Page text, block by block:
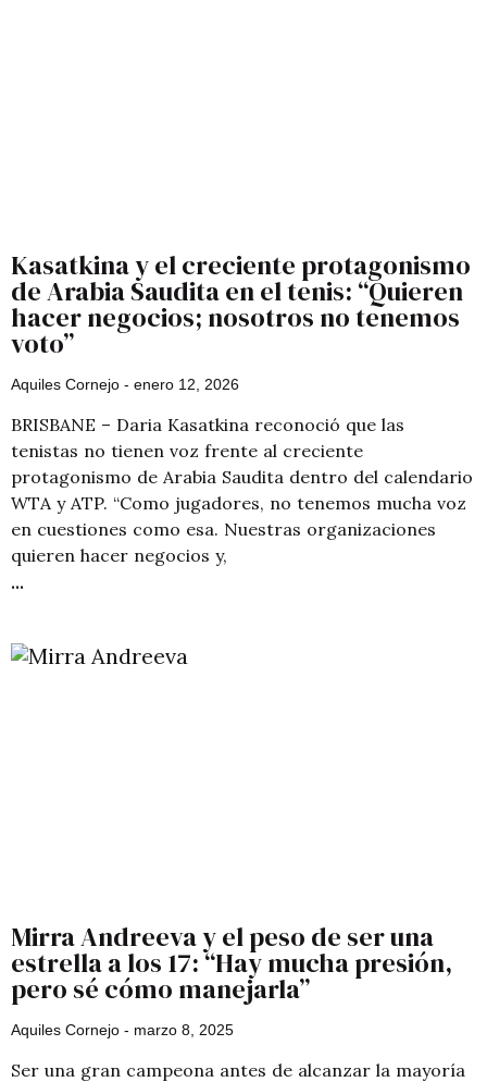
Kasatkina y el creciente protagonismo
de Arabia Saudita en el tenis: “Quieren
hacer negocios; nosotros no tenemos
voto”
Aquiles Cornejo enero 12, 2026
BRISBANE – Daria Kasatkina reconoció que las
tenistas no tienen voz frente al creciente
protagonismo de Arabia Saudita dentro del calendario
WTA y ATP. “Como jugadores, no tenemos mucha voz
en cuestiones como esa. Nuestras organizaciones
quieren hacer negocios y,
Mirra Andreeva y el peso de ser una
estrella a los 17: “Hay mucha presión,
pero sé cómo manejarla”
Aquiles Cornejo marzo 8, 2025
Ser una gran campeona antes de alcanzar la mayoría